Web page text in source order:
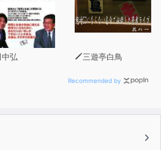
中弘 三遊亭白鳥
Recommended by